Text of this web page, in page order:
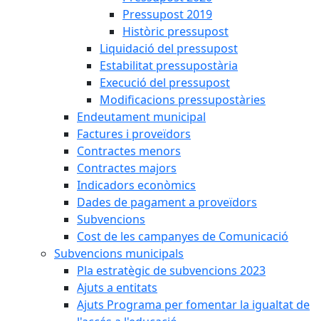
Pressupost 2019
Històric pressupost
Liquidació del pressupost
Estabilitat pressupostària
Execució del pressupost
Modificacions pressupostàries
Endeutament municipal
Factures i proveïdors
Contractes menors
Contractes majors
Indicadors econòmics
Dades de pagament a proveïdors
Subvencions
Cost de les campanyes de Comunicació
Subvencions municipals
Pla estratègic de subvencions 2023
Ajuts a entitats
Ajuts Programa per fomentar la igualtat de